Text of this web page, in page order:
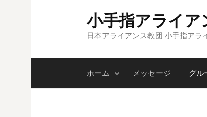
ツ
ス
小手指アライア
日本アライアンス教団 小手指アラ
ホーム メッセージ グル